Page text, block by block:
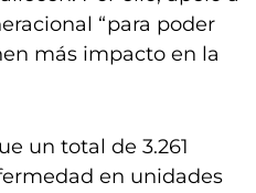
“para poder
más impacto en la
un total de 3.261
en unidades